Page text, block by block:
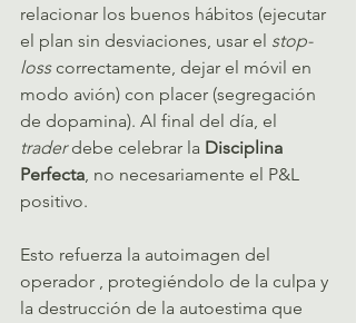
relacionar los buenos hábitos (ejecutar
el plan sin desviaciones, usar el stop-
loss correctamente, dejar el móvil en
modo avión) con placer (segregación
de dopamina). Al final del día, el
trader debe celebrar la Disciplina
Perfecta, no necesariamente el P&L
positivo.
Esto refuerza la autoimagen del
operador , protegiéndolo de la culpa y
la destrucción de la autoestima que